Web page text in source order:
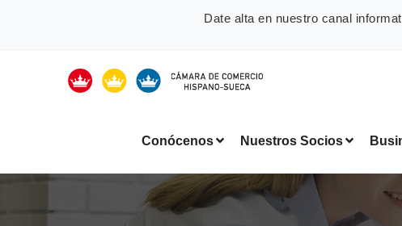
Date alta en nuestro canal
Conócenos Nuestros Socios